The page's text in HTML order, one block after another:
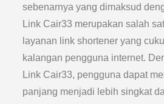
sebenarnya yang dimaksud
Link Cair33 merupakan salah
layanan link shortener yang
kalangan pengguna internet.
Link Cair33, pengguna dapat
panjang menjadi lebih singkat